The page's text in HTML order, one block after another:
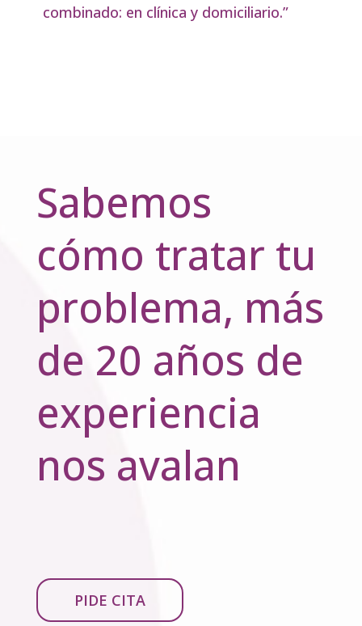
combinado: en clínica y domiciliario.”
Sabemos
cómo tratar tu
problema, más
de 20 años de
experiencia
nos avalan
PIDE CITA